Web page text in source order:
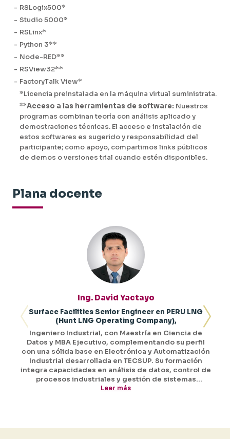
- RSLogix500*
- Studio 5000*
- RSLinx*
- Python 3**
- Node-RED**
- RSView32**
- FactoryTalk View*
*Licencia preinstalada en la máquina virtual suministrata.
**Acceso a las herramientas de software: Nuestros
programas combinan teoría con análisis aplicado y
demostraciones técnicas. El acceso e instalación de
estos softwares es sugerido y responsabilidad del
participante; como apoyo, compartimos links públicos
de demos o versiones trial cuando estén disponibles.
Plana docente
Ing. David Yactayo
Surface Facilities Senior Engineer en PERU LNG
(Hunt LNG Operating Company),
Ingeniero Industrial, con Maestría en Ciencia de
Datos y MBA Ejecutivo, complementando su perfil
con una sólida base en Electrónica y Automatización
Industrial desarrollada en TECSUP. Su formación
integra capacidades en análisis de datos, control de
procesos industriales y gestión de sistemas
tecnológicos aplicados al sector energía e
Leer más